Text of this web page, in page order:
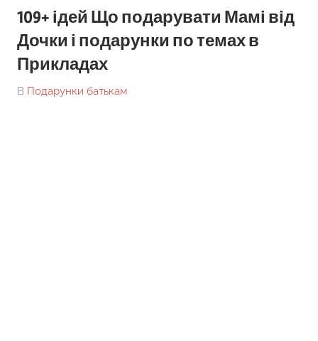
109+ ідей Що подарувати Мамі від
Дочки і подарунки по темах в
Прикладах
On
By
В Подарунки батькам